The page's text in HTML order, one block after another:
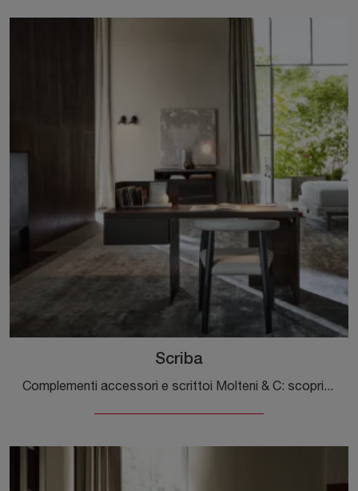
Scriba
Complementi accessori e scrittoi Molteni & C: scopri come completare i tuoi spazi moderni con il modello Scriba.